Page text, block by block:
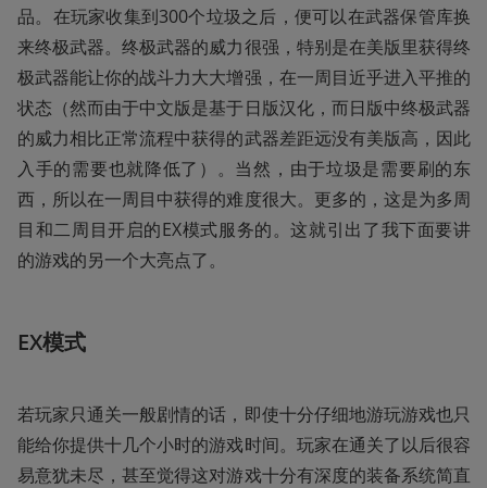
品。在玩家收集到300个垃圾之后，便可以在武器保管库换
来终极武器。终极武器的威力很强，特别是在美版里获得终
极武器能让你的战斗力大大增强，在一周目近乎进入平推的
状态（然而由于中文版是基于日版汉化，而日版中终极武器
的威力相比正常流程中获得的武器差距远没有美版高，因此
入手的需要也就降低了）。当然，由于垃圾是需要刷的东
西，所以在一周目中获得的难度很大。更多的，这是为多周
目和二周目开启的EX模式服务的。这就引出了我下面要讲
的游戏的另一个大亮点了。
EX模式
若玩家只通关一般剧情的话，即使十分仔细地游玩游戏也只
能给你提供十几个小时的游戏时间。玩家在通关了以后很容
易意犹未尽，甚至觉得这对游戏十分有深度的装备系统简直